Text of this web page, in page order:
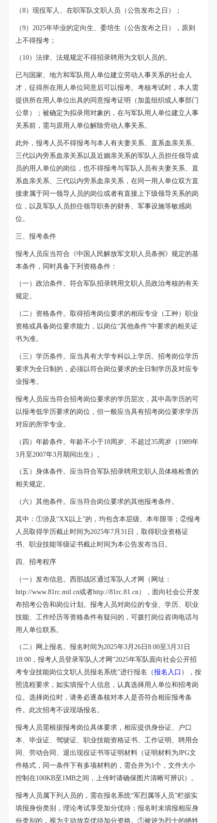
（8）现役军人、在职军队文职人员（公告发布之日）；
（9）2025年毕业的定向生、委培生（公告发布之日），原则
上不得报考；
（10）法律、法规规定不得招录聘用为文职人员的。
已与国家、地方和军队用人单位建立劳动人事关系的社会人
才，征得所在用人单位同意后可以报考。考核考试时，本人需
提供所在用人单位出具的同意报考证明（加盖组织或人事部门
公章）；被确定为拟录用对象的，在与军队用人单位建立人事
关系前，需与原用人单位解除劳动人事关系。
此外，报考人员不得报考与本人有夫妻关系、直系血亲关系、
三代以内旁系血亲关系以及近姻亲关系的军队人员担任领导成
员的用人单位的岗位，也不得报考与军队人员有夫妻关系、直
系血亲关系、三代以内旁系血亲关系，在同一用人单位双方直
接隶属于同一领导人员的岗位或者有直接上下级领导关系的岗
位，以及军队人员担任领导职务的财务、军事设施等敏感岗
位。
三、报考条件
报考人员应当符合《中国人民解放军文职人员条例》规定的基
本条件，同时具备下列资格条件：
（一）政治条件。符合军队招录聘用文职人员政治考核的有关
规定。
（二）资格条件。取得招考岗位要求的相应专业（工种）职业
资格或具备岗位要求能力，以岗位“其他条件”中要求的相关证
书为准。
（三）学历条件。应当具有大学专科以上学历。招考岗位学历
要求为全日制的，必须以符合岗位要求的全日制学历及对应专
业报考。
报考人员应当符合招考岗位要求的学历层次，其中高学历的可
以报考低学历要求的岗位，但一般应当具有招考岗位要求学历
对应的所学专业。
（四）年龄条件。年龄不小于18周岁、不超过35周岁（1989年
3月至2007年3月期间出生）。
（五）身体条件。应当符合军队招录聘用文职人员体格检查的
相关规定。
（六）其他条件。应当符合岗位要求的其他报考条件。
其中：①涉及“XX以上”的，均包含本层级、本年限等；②报考
人员取得学历截止时间为2025年7月31日，取得职业资格证
书、职业技能等级证书截止时间为本公告发布当日。
四、招考程序
（一）发布信息。西部战区通过军队人才网（网址：
http://www.81rc.mil.cn或者http://81rc.81.cn），面向社会公开发
布招考公告和岗位计划。报考人员对岗位的专业、学历、职业
技能、工作经历等资格条件有疑问的，可拨打岗位咨询电话与
用人单位联系。
（二）网上报名。报名时间为2025年3月26日8:00至3月31日
18:00，报考人员登录军队人才网“2025年军队面向社会公开招
考专业技能岗位文职人员报名系统”进行报名（报名入口 ），按
照流程要求，如实填报个人信息，认真选择用人单位和招考岗
位。选择岗位时，请务必逐条核对本人是否符合相应报考条
件。此次招考不设现场报名。
报考人员需根据报考岗位具体要求，相应提供身份证、户口
本、毕业证、驾驶证、职业技能资格证书、工作证明、聘用合
同、劳动合同、退出现役证书等证明材料（证明材料为JPG文
件格式，同一条件下有多项材料的，需合并为1个，文件大小
控制在100KB至1MB之间，上传时请确保图片清晰可辨识）。
报考人员属下列人员的，需在报名系统“军烈属等人员”栏据实
填报身份类别，理论考试享受加分优待；报名时未填报相应身
份类别的，视为主动放弃优待加分资格。①被评为烈士的牺牲